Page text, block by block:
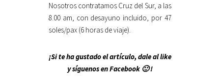
Nosotros contratamos Cruz del Sur, a las
8.00 am, con desayuno incluido, por 47
soles/pax (6 horas de viaje).
¡Si te ha gustado el artículo, dale al like
y síguenos en Facebook 🙂 !